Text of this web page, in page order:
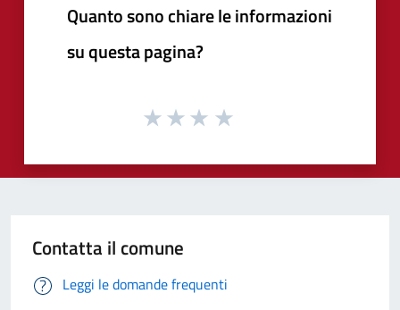
Quanto sono chiare le informazioni
su questa pagina?
Contatta il comune
Leggi le domande frequenti